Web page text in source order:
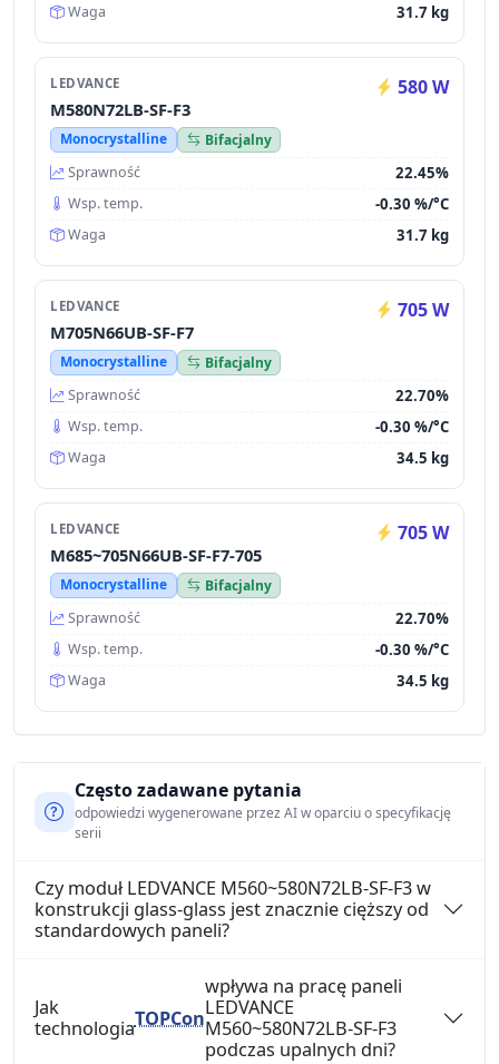
Waga 31.7 kg
LEDVANCE 580 W
M580N72LB-SF-F3
Monocrystalline
Bifacjalny
Sprawność
22.45%
Wsp. temp. -0.30 %/°C
Waga 31.7 kg
LEDVANCE 705 W
M705N66UB-SF-F7
Monocrystalline
Bifacjalny
Sprawność
22.70%
Wsp. temp. -0.30 %/°C
Waga 34.5 kg
LEDVANCE 705 W
M685~705N66UB-SF-F7-705
Monocrystalline
Bifacjalny
Sprawność
22.70%
Wsp. temp. -0.30 %/°C
Waga 34.5 kg
Często zadawane pytania
odpowiedzi wygenerowane przez AI w oparciu o specyfikację
serii
Czy moduł LEDVANCE M560~580N72LB-SF-F3 w
konstrukcji glass-glass jest znacznie cięższy od
standardowych paneli?
Jak
technologiaTOPCon
wpływa na pracę paneli
LEDVANCE
M560~580N72LB-SF-F3
podczas upalnych dni?